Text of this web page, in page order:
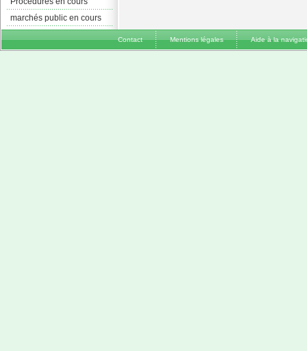
marchés public en cours
Contact Mentions légales Aide à la